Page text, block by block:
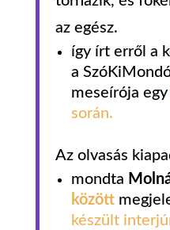
az egész.
így írt erről a
a
meseírója egy
során.
Az olvasás
mondta
között
készült